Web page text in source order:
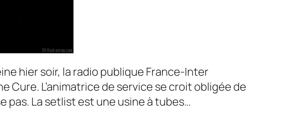
hier soir, la radio publique France-Inter
Cure. L’animatrice de service se croit obligée de
pas. La setlist est une usine à tubes…